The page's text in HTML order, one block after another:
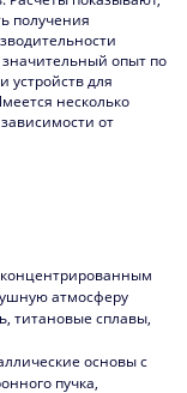
получения
опыт по
устройств для
несколько
от
концентрированным
атмосферу
титановые сплавы,
основы с
пучка,